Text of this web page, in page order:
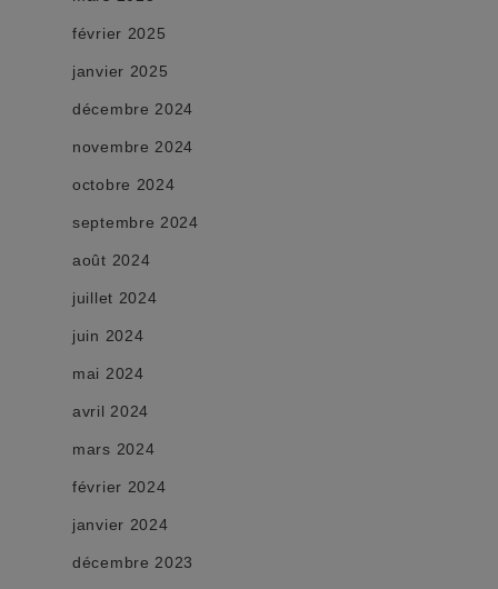
février 2025
janvier 2025
décembre 2024
novembre 2024
octobre 2024
septembre 2024
août 2024
juillet 2024
juin 2024
mai 2024
avril 2024
mars 2024
février 2024
janvier 2024
décembre 2023